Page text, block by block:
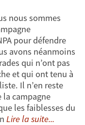
nous sommes
pour défendre
avons néanmoins
qui n’ont pas
et qui ont tenu à
Il n’en reste
campagne
les faiblesses du
Lire la suite...